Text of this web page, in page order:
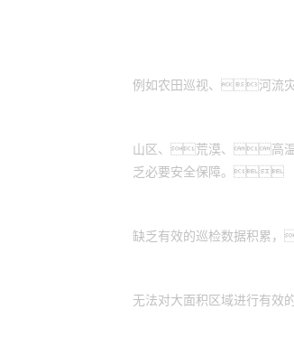
例如农田巡视、河流
山区、荒漠、高
乏必要安全保障。
缺乏有效的巡检数据积累
无法对大面积区域进行有